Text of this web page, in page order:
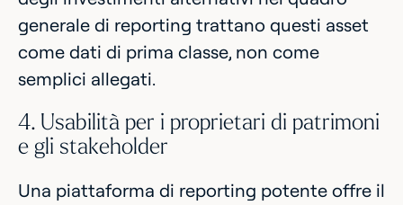
generale di reporting trattano questi asset
come dati di prima classe, non come
semplici allegati.
4. Usabilità per i proprietari di patrimoni
e gli stakeholder
Una piattaforma di reporting potente offre il